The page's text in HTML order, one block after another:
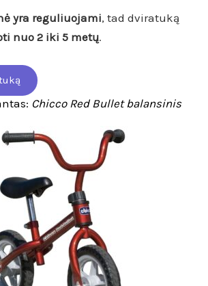
yra reguliuojami, tad dviratuką
nuo 2 iki 5 metų.
Chicco Red Bullet balansinis